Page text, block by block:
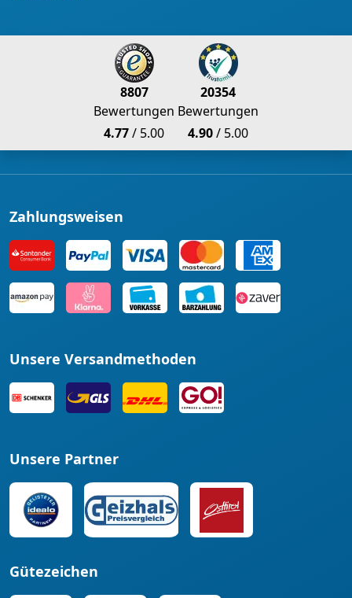
8807
Bewertungen
4.77/ 5.00
20354
Bewertungen
4.90/ 5.00
Zahlungsweisen
Unsere Versandmethoden
Unsere Partner
Gütezeichen